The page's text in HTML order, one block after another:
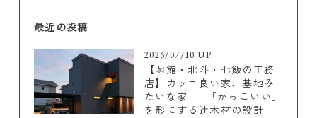
最近の投稿
2026/07/10 UP
【函館・北斗・七飯の工務
店】カッコ良い家、基地み
たいな家 ― 「かっこいい」
を形にする辻木材の設計